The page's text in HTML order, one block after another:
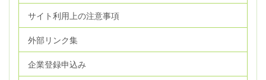
サイト利用上の注意事項
外部リンク集
企業登録申込み